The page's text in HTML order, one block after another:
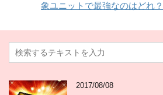
象ユニットで最強なのはどれ？
2017/08/08